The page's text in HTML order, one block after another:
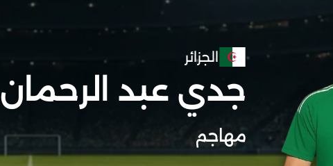
الجزائر
جدي عبد الرحمان
مهاجم